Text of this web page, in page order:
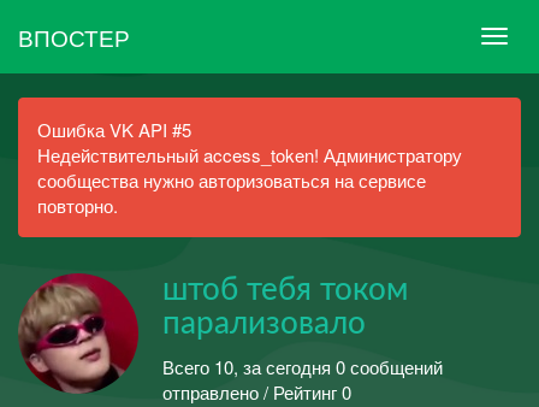
ВПОСТЕР
Ошибка VK API #5
Недействительный access_token! Администратору
сообщества нужно авторизоваться на сервисе
повторно.
штоб тебя током
парализовало
Всего 10, за сегодня 0 сообщений
отправлено / Рейтинг 0